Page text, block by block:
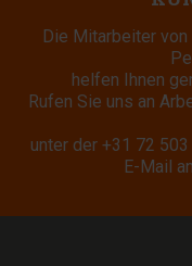
Die Mitarbeiter
helfen Ihnen
Rufen Sie uns an
unter der +31 72
E-Mail an